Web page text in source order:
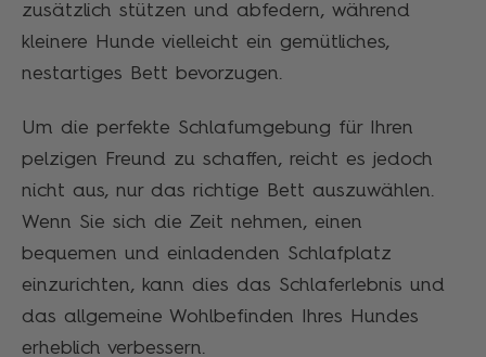
zusätzlich stützen und abfedern, während
kleinere Hunde vielleicht ein gemütliches,
nestartiges Bett bevorzugen.
Um die perfekte Schlafumgebung für Ihren
pelzigen Freund zu schaffen, reicht es jedoch
nicht aus, nur das richtige Bett auszuwählen.
Wenn Sie sich die Zeit nehmen, einen
bequemen und einladenden Schlafplatz
einzurichten, kann dies das Schlaferlebnis und
das allgemeine Wohlbefinden Ihres Hundes
erheblich verbessern.